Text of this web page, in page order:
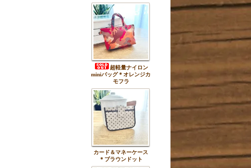
超軽量ナイロン
miniバッグ＊オレンジカ
モフラ
カード＆マネーケース
＊ブラウンドット